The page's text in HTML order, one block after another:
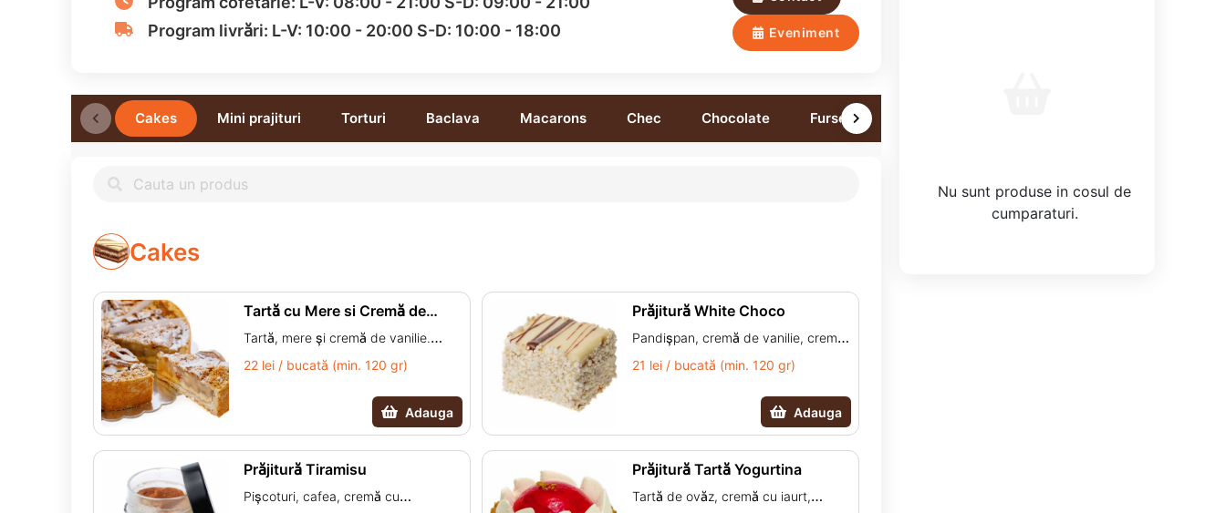
Program livrări: L-V: 10:00 - 20:00 S-D: 10:00 - 18:00 Eveniment
Cakes Mini prajituri Torturi Baclava Macarons Chec Chocolate Fursecuri
Cakes
Tartă cu Mere si Cremă de
Vanilie
Tartă, mere și cremă de vanilie.
(făină de grâu, ou pausterizat, unt,
mere, stafide, nucă, scorțișoară,
amidon, sirop de glucoză, uleiuri
vegetale, praf de copt, regulator de
aciditate: acid citric, coloranți: beta
caroten.)
22 lei / bucată (min. 120 gr)
Adauga
Prăjitură White Choco
Pandișpan, cremă de vanilie, cremă
cu ciocolată și glazură cu ciocolată
lapte praf, zahăr, amidon, dextroză,
frișcă lactată 48%, sirop de glucoză,
zaharoză, masă de cacao, unt de
cacao, pudră de cacao, zer praf,
sare, vanilină, albumină, sirop de
21 lei / bucată (min. 120 gr)
Adauga
Prăjitură Tiramisu
Pișcoturi, cafea, cremă cu
Prăjitură Tartă Yogurtina
Tartă de ovăz, cremă cu iaurt,
Nu sunt produse in cosul de
cumparaturi.